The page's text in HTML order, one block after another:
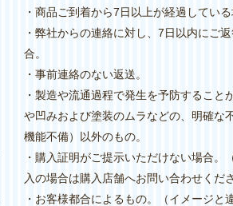
・商品ご到着から7日以上が経過している
・弊社からの連絡に対し、7日以内にご
合。
・事前連絡のない返送。
・製造や流通過程で発生を予防すること
や凹みおよび塗装のムラなどの、明確な
機能不備）以外のもの。
・購入証明がご提示いただけない場合。
入の場合は購入店舗へお問い合わせくだ
・お客様都合によるもの。（イメージと